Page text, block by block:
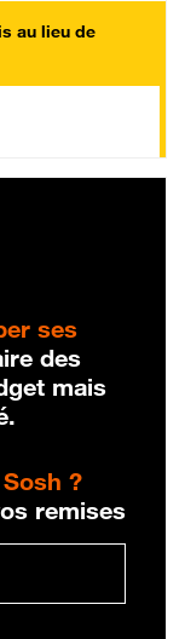
au lieu de
ses
des
mais
?
remises